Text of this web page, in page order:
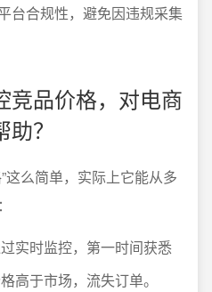
台合规性，避免因违规采集
竞品价格，对电商
？
这么简单，实际上它能从多
实时监控，第一时间获悉
高于市场，流失订单。